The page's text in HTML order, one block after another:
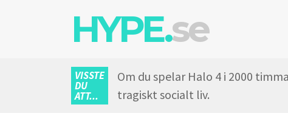
HYPE.se
VISSTE
DU
ATT...
Om du spelar Halo 4 i 2000
tragiskt socialt liv.